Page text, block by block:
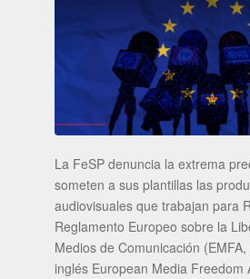
La FeSP denuncia la extrema
someten a sus plantillas las
audiovisuales que trabajan para
Reglamento Europeo sobre la
Medios de Comunicación
inglés European Media Freedom